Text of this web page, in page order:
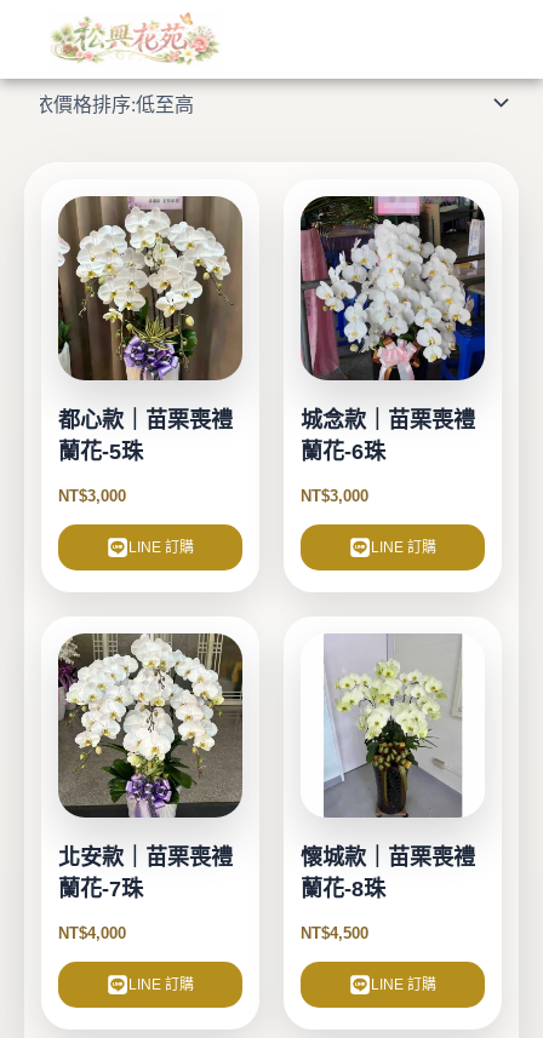
顯示所有 9 筆結果
價
格
排
序：
低
至
都心款｜苗栗喪禮
蘭花-5珠
NT$3,000
LINE 訂購
城念款｜苗栗喪禮
蘭花-6珠
NT$3,000
LINE 訂購
北安款｜苗栗喪禮
蘭花-7珠
NT$4,000
LINE 訂購
懷城款｜苗栗喪禮
蘭花-8珠
NT$4,500
LINE 訂購